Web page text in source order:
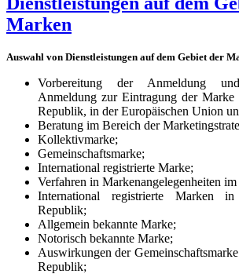
Marken
Auswahl von Dienstleistungen auf dem Gebiet der
Vorbereitung der Anmeldung
Anmeldung zur Eintragung der Marke
Republik, in der Europäischen Union
Beratung im Bereich der
Kollektivmarke;
Gemeinschaftsmarke;
International registrierte Marke;
Verfahren in Markenangelegenheiten
International registrierte Marken in
Republik;
Allgemein bekannte Marke;
Notorisch bekannte Marke;
Auswirkungen der
Republik;